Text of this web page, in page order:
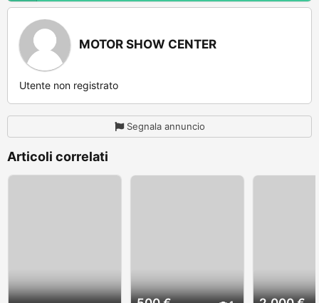
MOTOR SHOW CENTER
Utente non registrato
Segnala annuncio
Articoli correlati